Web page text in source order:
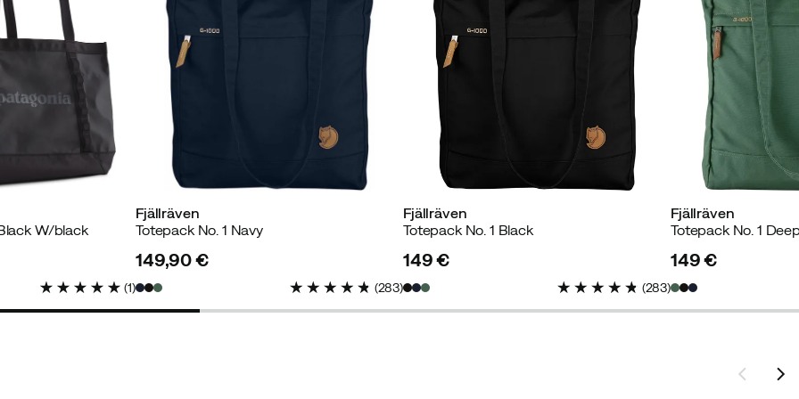
etwas zu groß für mich, die 30 Liter wurden
Käufer
für Kleinigkeiten.
W/black
(1)
Fjällräven
Totepack No. 1 Navy
price
149,90 €
(283)
Fjällräven
Totepack No. 1 Black
price
149 €
(283)
Fjällräven
Totepack No. 1
price
149 €